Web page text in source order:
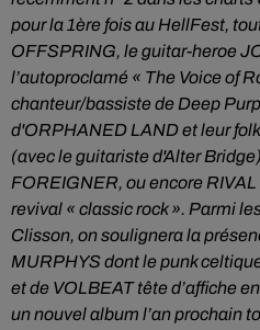
pour la 1ère fois au HellFest,
OFFSPRING, le guitar-heroe
l’autoproclamé « The Voice of
chanteur/bassiste de Deep
d'ORPHANED LAND et leur
(avec le guitariste d'Alter
FOREIGNER, ou encore
revival « classic rock ». Parmi
Clisson, on soulignera la
MURPHYS dont le punk
et de VOLBEAT tête d’affiche
un nouvel album l’an prochain